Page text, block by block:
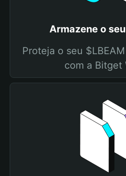
Armazene o
Proteja o seu
com a Bitget